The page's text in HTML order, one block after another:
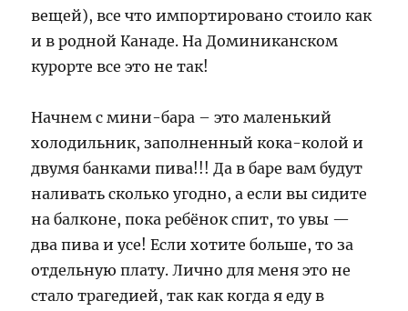
вещей), все что импортировано стоило как
и в родной Канаде. На Доминиканском
курорте все это не так!
Начнем с мини-бара – это маленький
холодильник, заполненный кока-колой и
двумя банками пива!!! Да в баре вам будут
наливать сколько угодно, а если вы сидите
на балконе, пока ребёнок спит, то увы —
два пива и усе! Если хотите больше, то за
отдельную плату. Лично для меня это не
стало трагедией, так как когда я еду в